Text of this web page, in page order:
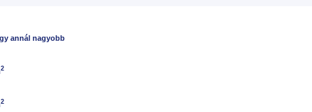
annál nagyobb
2
2